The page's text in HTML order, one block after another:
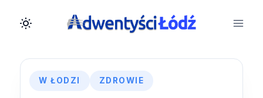
W ŁODZI ZDROWIE